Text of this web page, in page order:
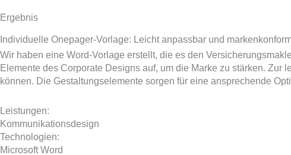
Ergebnis
Individuelle Onepager-Vorlage: Leicht anpassbar und
Wir haben eine Word-Vorlage erstellt, die es den
Elemente des Corporate Designs auf, um die Marke zu stärken.
können. Die Gestaltungselemente sorgen für eine ansprechende
Leistungen:
Kommunikationsdesign
Technologien:
Microsoft Word